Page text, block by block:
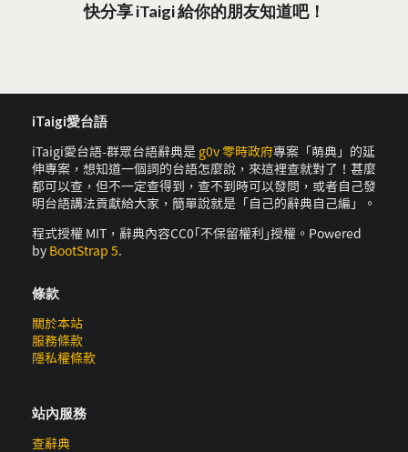
快分享 iTaigi 給你的朋友知道吧！
iTaigi愛台語
iTaigi愛台語-群眾台語辭典是 g0v 零時政府專案「萌典」的延
伸專案，想知道一個詞的台語怎麼說，來這裡查就對了！甚麼
都可以查，但不一定查得到，查不到時可以發問，或者自己發
明台語講法貢獻給大家，簡單說就是「自己的辭典自己編」。
程式授權 MIT，辭典內容CC0｢不保留權利｣授權。Powered
by BootStrap 5.
條款
關於本站
服務條款
隱私權條款
站內服務
查辭典